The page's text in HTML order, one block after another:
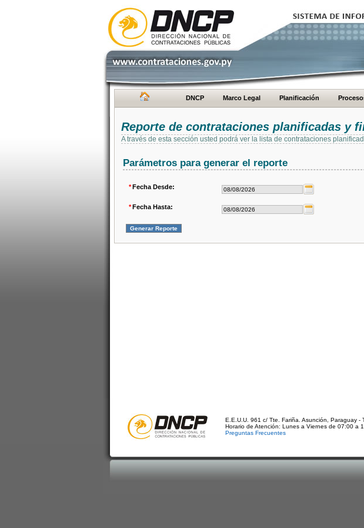
DNCP Marco Legal Planificación
Reporte de contrataciones planificadas y
A través de esta sección usted podrá ver la lista de contrataciones
Parámetros para generar el reporte
*Fecha Desde:
*Fecha Hasta:
E.E.U.U. 961 c/ Tte. Fariña. Asunción, Paraguay
Horario de Atención: Lunes a Viernes de 07:00 a
Preguntas Frecuentes